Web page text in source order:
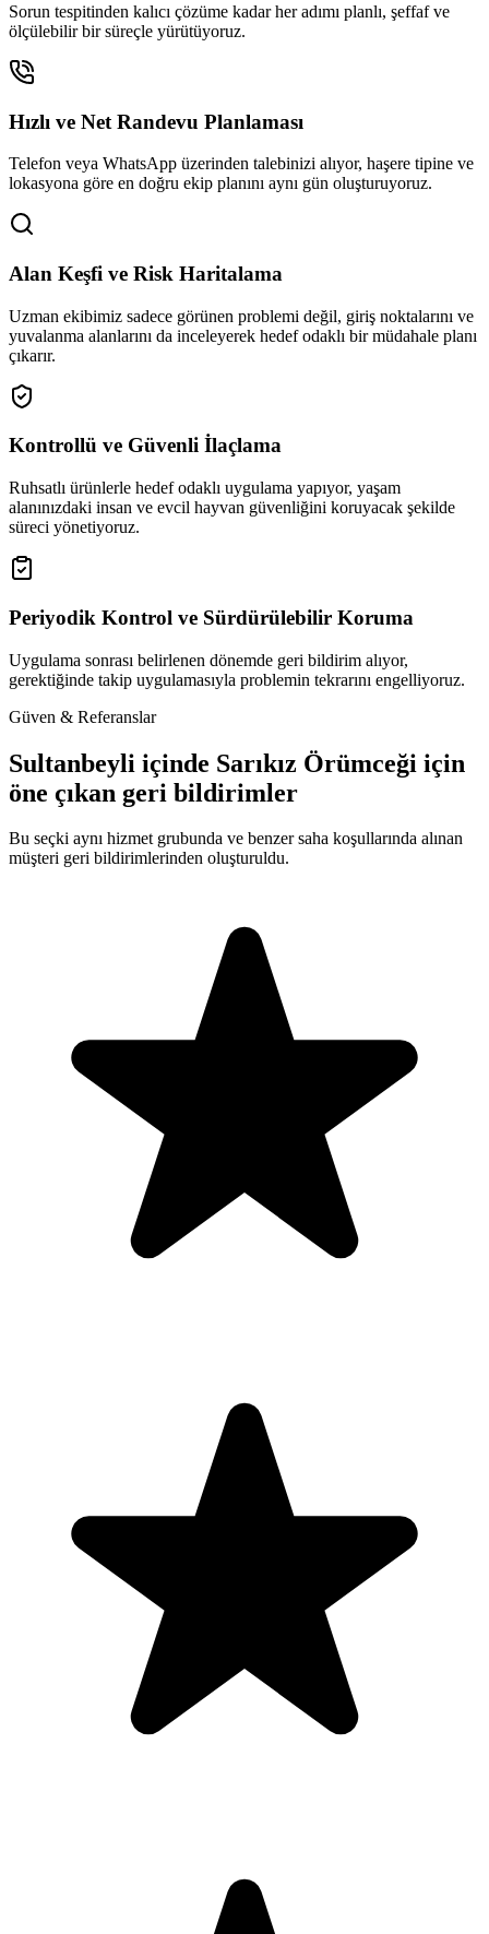
Sorun tespitinden kalıcı çözüme kadar her adımı planlı, şeffaf ve
ölçülebilir bir süreçle yürütüyoruz.
Hızlı ve Net Randevu Planlaması
Telefon veya WhatsApp üzerinden talebinizi alıyor, haşere tipine ve
lokasyona göre en doğru ekip planını aynı gün oluşturuyoruz.
Alan Keşfi ve Risk Haritalama
Uzman ekibimiz sadece görünen problemi değil, giriş noktalarını ve
yuvalanma alanlarını da inceleyerek hedef odaklı bir müdahale planı
çıkarır.
Kontrollü ve Güvenli İlaçlama
Ruhsatlı ürünlerle hedef odaklı uygulama yapıyor, yaşam
alanınızdaki insan ve evcil hayvan güvenliğini koruyacak şekilde
süreci yönetiyoruz.
Periyodik Kontrol ve Sürdürülebilir Koruma
Uygulama sonrası belirlenen dönemde geri bildirim alıyor,
gerektiğinde takip uygulamasıyla problemin tekrarını engelliyoruz.
Güven & Referanslar
Sultanbeyli içinde Sarıkız Örümceği için
öne çıkan geri bildirimler
Bu seçki aynı hizmet grubunda ve benzer saha koşullarında alınan
müşteri geri bildirimlerinden oluşturuldu.